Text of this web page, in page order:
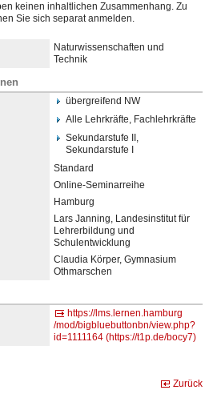
keinen inhaltlichen Zusammenhang. Zu
Sie sich separat anmelden.
Naturwissenschaften und
Technik
übergreifend NW
Alle Lehrkräfte, Fachlehrkräfte
Sekundarstufe II,
Sekundarstufe I
Standard
Online-Seminarreihe
Hamburg
Lars Janning, Landesinstitut für
Lehrerbildung und
Schulentwicklung
Claudia Körper, Gymnasium
Othmarschen
https://lms.lernen.hamburg
/mod/bigbluebuttonbn/view.​php?
id=1111164 (https://t1p.de/bocy7)
Zurück